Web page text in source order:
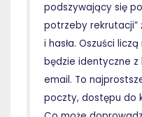
podszywający się
potrzeby rekrutacji”
i hasła. Oszuści
będzie identyczne z
email. To
poczty, dostępu do